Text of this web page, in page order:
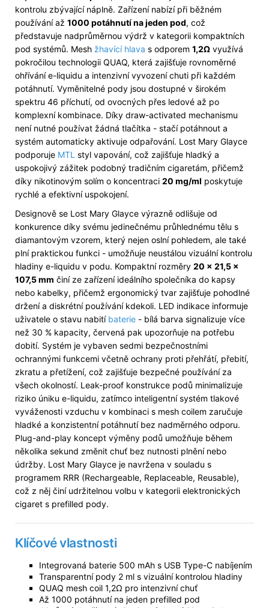
kontrolu zbývající náplně. Zařízení nabízí při běžném
používání až 1000 potáhnutí na jeden pod, což
představuje nadprůměrnou výdrž v kategorii kompaktních
pod systémů. Mesh žhavící hlava s odporem 1,2Ω využívá
pokročilou technologii QUAQ, která zajišťuje rovnoměrné
ohřívání e-liquidu a intenzivní vyvození chuti při každém
potáhnutí. Vyměnitelné pody jsou dostupné v širokém
spektru 46 příchutí, od ovocných přes ledové až po
komplexní kombinace. Díky draw-activated mechanismu
není nutné používat žádná tlačítka - stačí potáhnout a
systém automaticky aktivuje odpařování. Lost Mary Glayce
podporuje MTL styl vapování, což zajišťuje hladký a
uspokojivý zážitek podobný tradičním cigaretám, přičemž
díky nikotinovým solím o koncentraci 20 mg/ml poskytuje
rychlé a efektivní uspokojení.
Designově se Lost Mary Glayce výrazně odlišuje od
konkurence díky svému jedinečnému průhlednému tělu s
diamantovým vzorem, který nejen oslní pohledem, ale také
plní praktickou funkci - umožňuje neustálou vizuální kontrolu
hladiny e-liquidu v podu. Kompaktní rozměry 20 × 21,5 ×
107,5 mm činí ze zařízení ideálního společníka do kapsy
nebo kabelky, přičemž ergonomický tvar zajišťuje pohodlné
držení a diskrétní používání kdekoli. LED indikace informuje
uživatele o stavu nabití baterie - bílá barva signalizuje více
než 30 % kapacity, červená pak upozorňuje na potřebu
dobití. Systém je vybaven sedmi bezpečnostními
ochrannými funkcemi včetně ochrany proti přehřátí, přebití,
zkratu a přetížení, což zajišťuje bezpečné používání za
všech okolností. Leak-proof konstrukce podů minimalizuje
riziko úniku e-liquidu, zatímco inteligentní systém tlakové
vyváženosti vzduchu v kombinaci s mesh coilem zaručuje
hladké a konzistentní potáhnutí bez nadměrného odporu.
Plug-and-play koncept výměny podů umožňuje během
několika sekund změnit chuť bez nutnosti plnění nebo
údržby. Lost Mary Glayce je navržena v souladu s
programem RRR (Rechargeable, Replaceable, Reusable),
což z něj činí udržitelnou volbu v kategorii elektronických
cigaret s prefilled pody.
Klíčové vlastnosti
Integrovaná baterie 500 mAh s USB Type-C nabíjením
Transparentní pody 2 ml s vizuální kontrolou hladiny
QUAQ mesh coil 1,2Ω pro intenzivní chuť
Až 1000 potáhnutí na jeden prefilled pod